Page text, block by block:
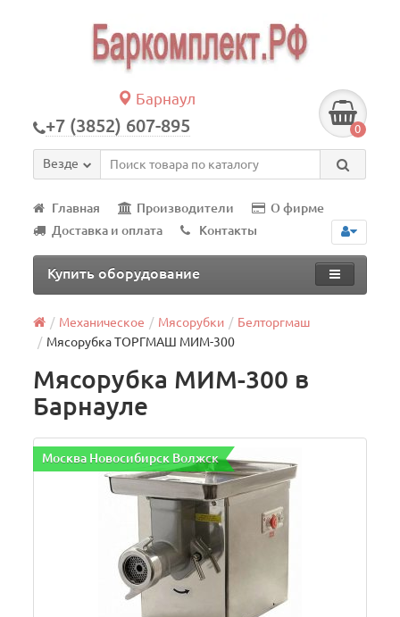
Барнаул
+7 (3852) 607-895 0
Везде
Главная Производители
О фирме
Доставка и оплата
Контакты
Купить оборудование
Механическое Мясорубки
Белторгмаш
Мясорубка ТОРГМАШ МИМ-300
Мясорубка МИМ-300 в
Барнауле
Москва Новосибирск Волжск